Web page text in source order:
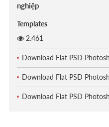
nghiệp
Templates
2.461
Download Flat PSD
Download Flat PSD
Download Flat PSD